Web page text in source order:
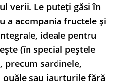
verii. Le puteți găsi în
a acompania fructele și
ideale pentru
(în special peștele
precum sardinele,
sau iaurturile fără